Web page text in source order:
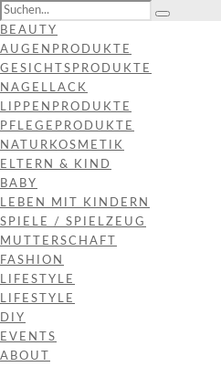
BEAUTY
AUGENPRODUKTE
GESICHTSPRODUKTE
NAGELLACK
LIPPENPRODUKTE
PFLEGEPRODUKTE
NATURKOSMETIK
ELTERN & KIND
BABY
LEBEN MIT KINDERN
SPIELE / SPIELZEUG
MUTTERSCHAFT
FASHION
LIFESTYLE
LIFESTYLE
DIY
EVENTS
ABOUT